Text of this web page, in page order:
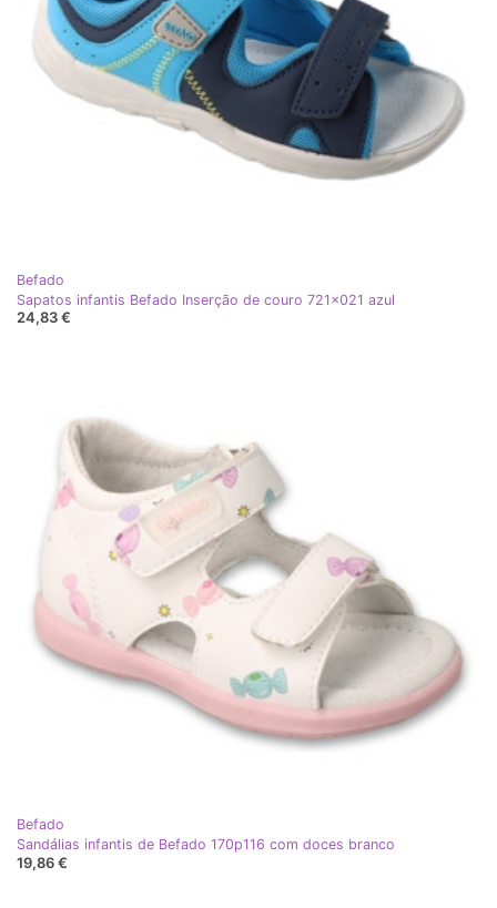
Befado
Sapatos infantis Befado Inserção de couro 721x021 azul
24,83 €
Befado
Sandálias infantis de Befado 170p116 com doces branco
19,86 €